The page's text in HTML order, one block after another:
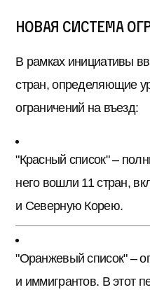
Новая система
В рамках инициативы
стран, определяющие
ограничений на въезд:
"Красный список" –
него вошли 11 стран,
и Северную Корею.
"Оранжевый список" –
и иммигрантов. В этот